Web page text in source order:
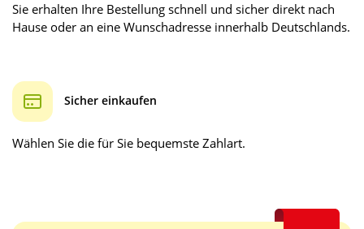
Sie erhalten Ihre Bestellung schnell und sicher direkt nach
Hause oder an eine Wunschadresse innerhalb Deutschlands.
Sicher einkaufen
Wählen Sie die für Sie bequemste Zahlart.